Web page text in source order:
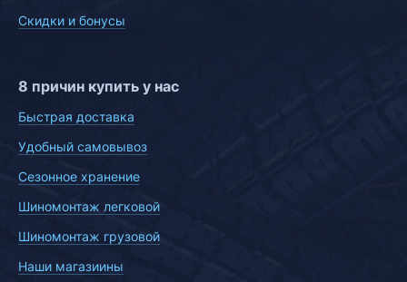
Скидки и бонусы
8 причин купить у нас
Быстрая доставка
Удобный самовывоз
Сезонное хранение
Шиномонтаж легковой
Шиномонтаж грузовой
Наши магазиины